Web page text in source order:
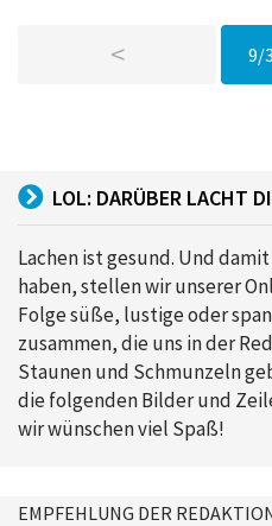
< 9/
LOL: DARÜBER LACHT
Lachen ist gesund. Und
haben, stellen wir unserer
Folge süße, lustige oder
zusammen, die uns in der
Staunen und Schmunzeln
die folgenden Bilder und
wir wünschen viel Spaß!
EMPFEHLUNG DER